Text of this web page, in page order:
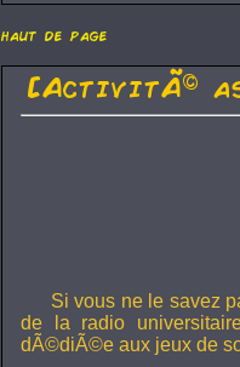
haut de page
[ActivitÃ©
Si vous ne le savez
de la radio
dÃ©diÃ©e aux jeux de